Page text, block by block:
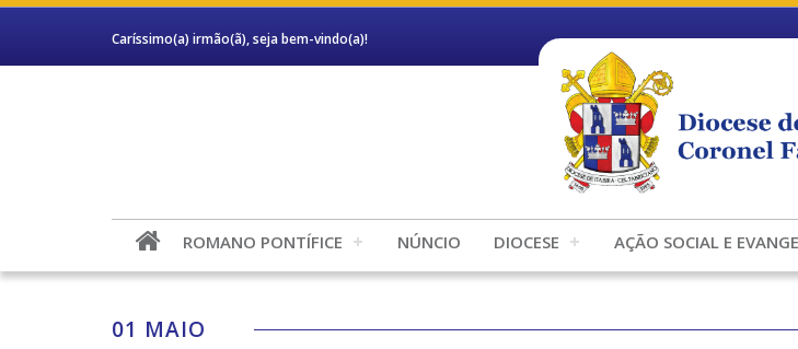
Caríssimo(a) irmão(ã), seja bem-vindo(a)!
ROMANO PONTÍFICE NÚNCIO DIOCESE AÇÃO SOCIAL E
01 MAIO